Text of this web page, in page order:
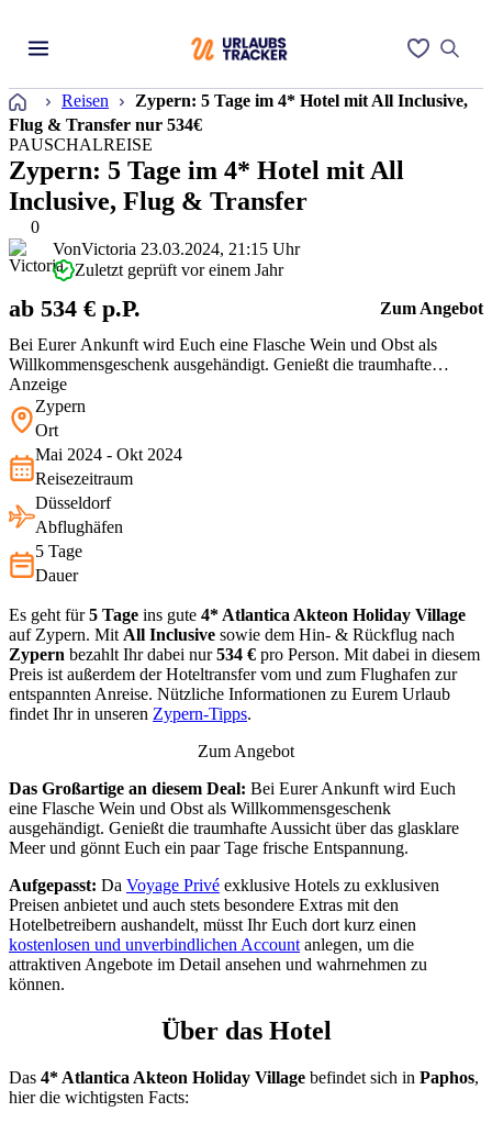
Startseite
Reisen
Zypern: 5 Tage im 4* Hotel mit All Inclusive,
Flug & Transfer nur 534€
0
PAUSCHALREISE
Zypern: 5 Tage im 4* Hotel mit All
Inclusive, Flug & Transfer
Bei Eurer Ankunft wird Euch eine Flasche Wein und Obst als
Willkommensgeschenk ausgehändigt. Genießt die traumhafte
Aussicht über das glasklare Meer und gönnt Euch ein paar Tage
frische Entspannung.
VonVictoria 23.03.2024, 21:15 Uhr
Zuletzt geprüft vor einem Jahr
ab 534 € p.P. Zum Angebot
Anzeige
Zypern
Ort
Mai 2024 - Okt 2024
Reisezeitraum
Düsseldorf
Abflughäfen
5 Tage
Dauer
Es geht für5 Tage ins gute 4* Atlantica Akteon Holiday Village
auf Zypern. Mit All Inclusive sowie dem Hin- & Rückflug nach
Zypern bezahlt Ihr dabei nur534 € pro Person. Mit dabei in diesem
Preis ist außerdem der Hoteltransfer vom und zum Flughafen zur
entspannten Anreise. Nützliche Informationen zu Eurem Urlaub
findet Ihr in unseren Zypern-Tipps.
Zum Angebot
Das Großartige an diesem Deal: Bei Eurer Ankunft wird Euch
eine Flasche Wein und Obst als Willkommensgeschenk
ausgehändigt. Genießt die traumhafte Aussicht über das glasklare
Meer und gönnt Euch ein paar Tage frische Entspannung.
Aufgepasst: Da Voyage Privé exklusive Hotels zu exklusiven
Preisen anbietet und auch stets besondere Extras mit den
Hotelbetreibern aushandelt, müsst Ihr Euch dort kurz einen
kostenlosen und unverbindlichen Account anlegen, um die
attraktiven Angebote im Detail ansehen und wahrnehmen zu
können.
Über das Hotel
Das 4* Atlantica Akteon Holiday Village befindet sich in Paphos,
hier die wichtigsten Facts: